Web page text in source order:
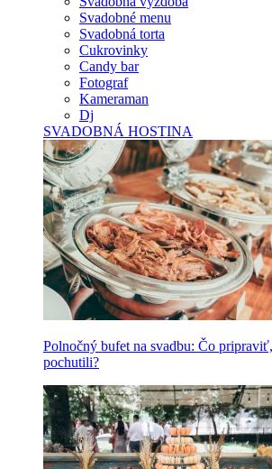
Svadobné menu
Svadobná torta
Cukrovinky
Candy bar
Fotograf
Kameraman
Dj
SVADOBNÁ HOSTINA
Polnočný bufet na svadbu: Čo
pochutili?